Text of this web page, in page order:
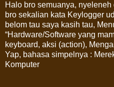
Halo bro semuanya,
bro sekalian kata Keylogger
belom tau saya kasih tau,
“Hardware/Software yang
keyboard, aksi (action),
Yap, bahasa simpelnya :
Komputer